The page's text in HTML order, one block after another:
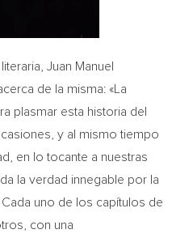
Juan Manuel
de la misma: «La
plasmar esta historia del
y al mismo tiempo
en lo tocante a nuestras
la verdad innegable por la
uno de los capítulos de
con una